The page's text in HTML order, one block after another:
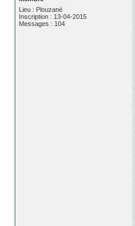
Lieu : Plouzané
Inscription : 13-04-2015
Messages : 104